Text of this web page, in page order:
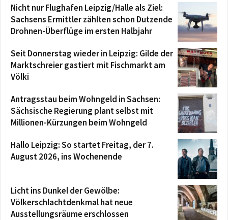
Nicht nur Flughafen Leipzig/Halle als Ziel:
Sachsens Ermittler zählten schon Dutzende
Drohnen-Überflüge im ersten Halbjahr
Seit Donnerstag wieder in Leipzig: Gilde der
Marktschreier gastiert mit Fischmarkt am
Völki
Antragsstau beim Wohngeld in Sachsen:
Sächsische Regierung plant selbst mit
Millionen-Kürzungen beim Wohngeld
Hallo Leipzig: So startet Freitag, der 7.
August 2026, ins Wochenende
Licht ins Dunkel der Gewölbe:
Völkerschlachtdenkmal hat neue
Ausstellungsräume erschlossen